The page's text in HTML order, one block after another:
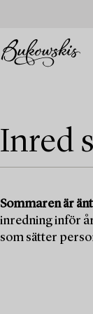
Inred
Sommaren är
inredning inför
som sätter